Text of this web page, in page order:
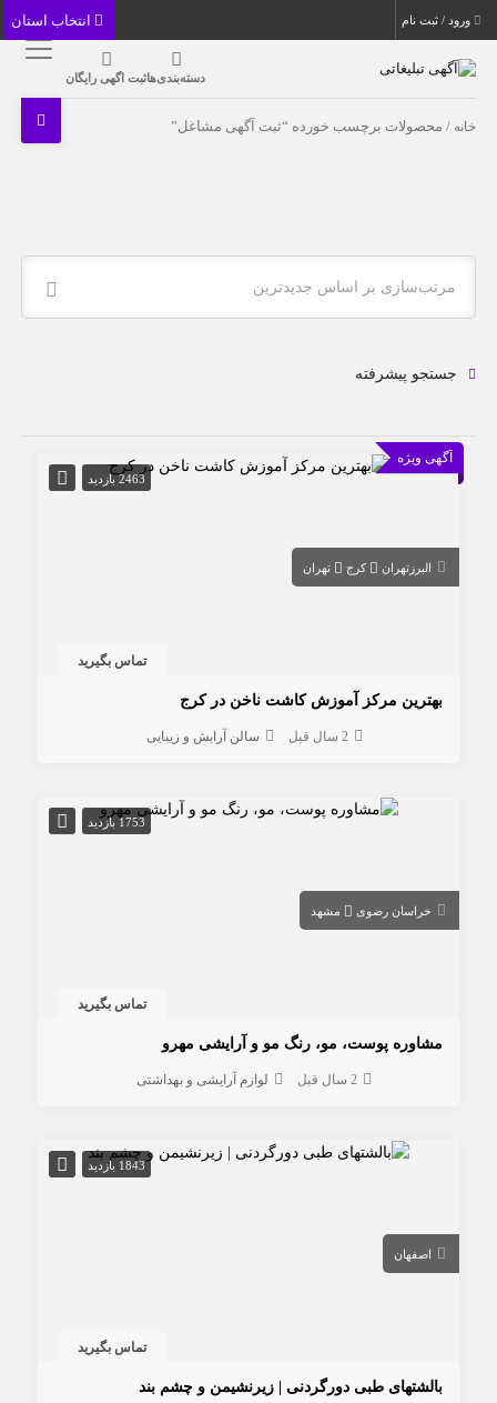
ورود / ثبت نام
دسته‌بندی‌هاثبت اگهی رایگان
خانه / محصولات برچسب خورده “ثبت آگهی مشاغل”
مرتب‌سازی بر اساس جدیدترین
جستجو پیشرفته
آگهی ویژه
2463 بازدید
البرزتهران کرج تهران
تماس بگیرید
بهترین مرکز آموزش کاشت ناخن در کرج
2 سال قبل سالن آرایش و زیبایی
1753 بازدید
خراسان رضوی مشهد
تماس بگیرید
مشاوره پوست، مو، رنگ مو و آرایشی مهرو
2 سال قبل لوازم آرایشی و بهداشتی
1843 بازدید
اصفهان
تماس بگیرید
بالشتهای طبی دورگردنی | زیرنشیمن و چشم بند